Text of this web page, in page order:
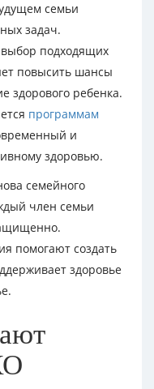
семьи
задач.
подходящих
повысить шансы
здорового ребенка.
программам
и
здоровью.
семейного
член семьи
помогают создать
здоровье